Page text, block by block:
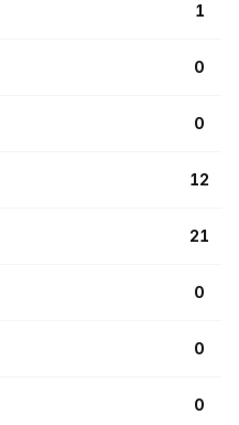
1
0
0
12
21
0
0
0